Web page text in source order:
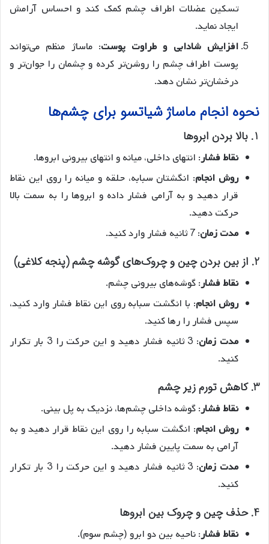
تسکین عضلات اطراف چشم کمک کند و احساس آرامش
ایجاد نماید.
افزایش شادابی و طراوت پوست: ماساژ منظم می‌تواند
پوست اطراف چشم را روشن‌تر کرده و چشمان را جوان‌تر و
درخشان‌تر نشان دهد.
نحوه انجام ماساژ شیاتسو برای چشم‌ها
1. بالا بردن ابروها
نقاط فشار: انتهای داخلی، میانه و انتهای بیرونی ابروها.
روش انجام: انگشتان سبابه، حلقه و میانه را روی این نقاط
قرار دهید و به آرامی فشار داده و ابروها را به سمت بالا
حرکت دهید.
مدت زمان: 7 ثانیه فشار وارد کنید.
2. از بین بردن چین و چروک‌های گوشه چشم (پنجه کلاغی)
نقاط فشار: گوشه‌های بیرونی چشم.
روش انجام: با انگشت سبابه روی این نقاط فشار وارد کنید،
سپس فشار را رها کنید.
مدت زمان
: 3 ثانیه فشار دهید و این حرکت را 3 بار تکرار
کنید.
3. کاهش تورم زیر چشم
نقاط فشار: گوشه داخلی چشم‌ها، نزدیک به پل بینی.
روش انجام: انگشت سبابه را روی این نقاط قرار دهید و به
آرامی به سمت پایین فشار دهید.
مدت زمان
: 3 ثانیه فشار دهید و این حرکت را 3 بار تکرار
کنید.
4. حذف چین و چروک بین ابروها
نقاط فشار: ناحیه بین دو ابرو (چشم سوم).